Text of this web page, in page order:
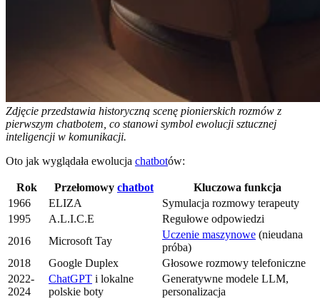
Zdjęcie przedstawia historyczną scenę pionierskich rozmów z
pierwszym chatbotem, co stanowi symbol ewolucji sztucznej
inteligencji w komunikacji.
Oto jak wyglądała ewolucja chatbotów:
Rok Przełomowy chatbot
Kluczowa funkcja
1966
ELIZA
Symulacja rozmowy terapeuty
1995
A.L.I.C.E
Regułowe odpowiedzi
2016
Microsoft Tay
Uczenie maszynowe (nieudana
próba)
2018
Google Duplex
Głosowe rozmowy telefoniczne
2022-
2024
ChatGPT i lokalne
polskie boty
Generatywne modele LLM,
personalizacja